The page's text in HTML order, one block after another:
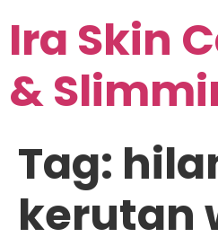
Ira Skin
&
Tag:
kerutan